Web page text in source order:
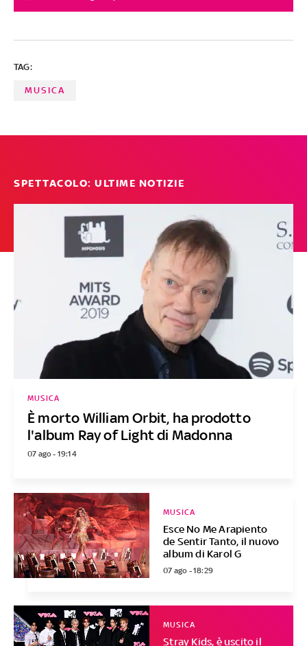
e la sua Soqquadro. Le altre canzoni, scelte tra oltre 250
E SCELTA DEI BRANI A CURA DI FABRIZIO BASSO
TAG:
MUSICA
SPETTACOLO: ULTIME NOTIZIE
È morto William Orbit, ha prodotto
l'album Ray of Light di Madonna
MUSICA
07 ago - 19:14
Esce No Me Arapiento
de Sentir Tanto, il nuovo
album di Karol G
MUSICA
07 ago - 18:29
Stray Kids, è uscito il
MUSICA